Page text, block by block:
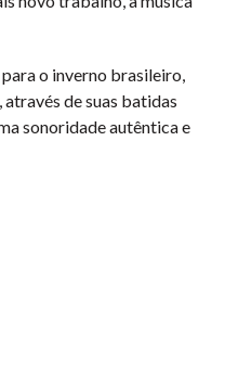
o inverno brasileiro,
de suas batidas
sonoridade autêntica e